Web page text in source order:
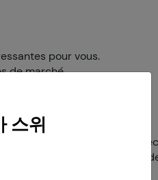
pour vous.
de marché.
personnelles.
en son pouvoir pour
logiciels, qui nous
스위